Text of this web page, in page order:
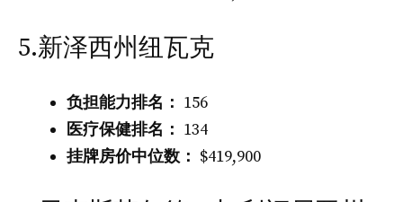
5.新泽西州纽瓦克
负担能力排名： 156
医疗保健排名： 134
挂牌房价中位数： $419,900